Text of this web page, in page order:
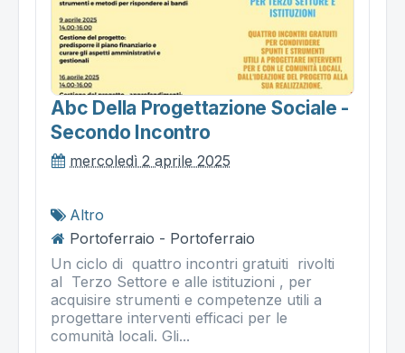
Abc Della Progettazione Sociale -
Secondo Incontro
mercoledì 2 aprile 2025
Altro
Portoferraio - Portoferraio
Un ciclo di quattro incontri gratuiti rivolti
al Terzo Settore e alle istituzioni , per
acquisire strumenti e competenze utili a
progettare interventi efficaci per le
comunità locali. Gli...